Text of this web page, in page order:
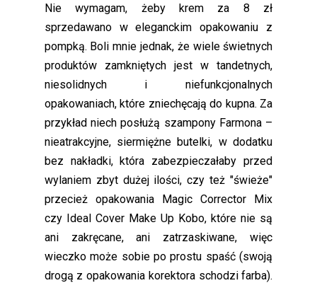
Nie wymagam, żeby krem za 8 zł
sprzedawano w eleganckim opakowaniu z
pompką. Boli mnie jednak, że wiele świetnych
produktów zamkniętych jest w tandetnych,
niesolidnych i niefunkcjonalnych
opakowaniach, które zniechęcają do kupna. Za
przykład niech posłużą szampony Farmona –
nieatrakcyjne, siermiężne butelki, w dodatku
bez nakładki, która zabezpieczałaby przed
wylaniem zbyt dużej ilości, czy też "świeże"
przecież opakowania Magic Corrector Mix
czy Ideal Cover Make Up Kobo, które nie są
ani zakręcane, ani zatrzaskiwane, więc
wieczko może sobie po prostu spaść (swoją
drogą z opakowania korektora schodzi farba).